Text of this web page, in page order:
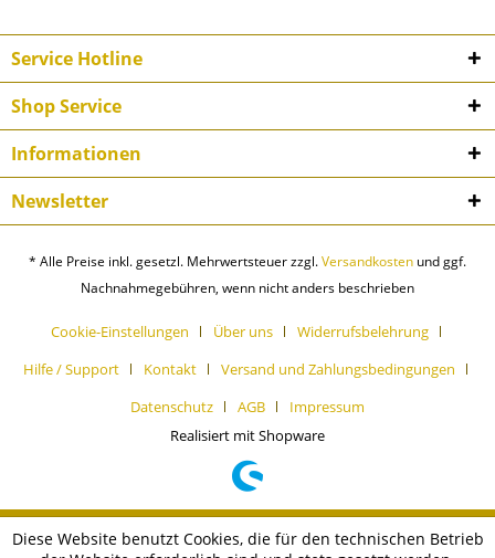
Service Hotline
Shop Service
Informationen
Newsletter
* Alle Preise inkl. gesetzl. Mehrwertsteuer zzgl.Versandkosten und ggf.
Nachnahmegebühren, wenn nicht anders beschrieben
Cookie-Einstellungen Über uns
Widerrufsbelehrung
Hilfe / Support
Kontakt
Versand und Zahlungsbedingungen
Datenschutz
AGB
Impressum
Realisiert mit Shopware
Diese Website benutzt Cookies, die für den technischen Betrieb